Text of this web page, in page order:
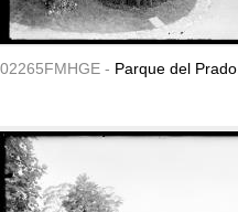
02265FMHGE - Parque del Prado.